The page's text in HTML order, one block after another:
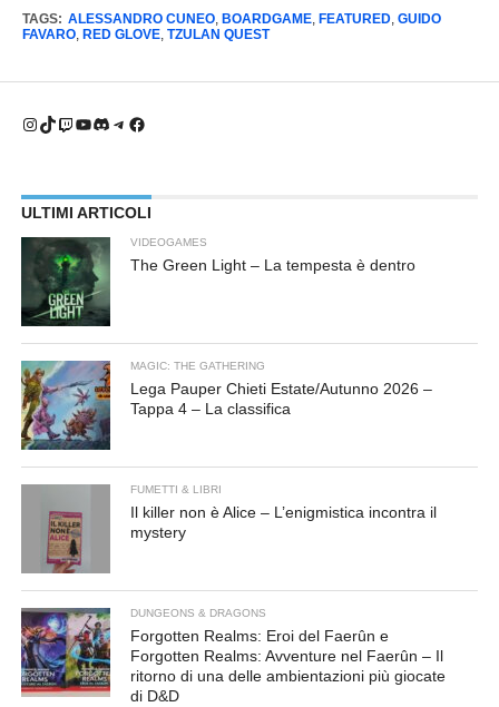
TAGS: ALESSANDRO CUNEO, BOARDGAME, FEATURED, GUIDO
FAVARO, RED GLOVE, TZULAN QUEST
Instagram
TikTok
Twitch
YouTube
Discord
Telegram
Facebook
ULTIMI ARTICOLI
VIDEOGAMES
The Green Light – La tempesta è dentro
MAGIC: THE GATHERING
Lega Pauper Chieti Estate/Autunno 2026 –
Tappa 4 – La classifica
FUMETTI & LIBRI
Il killer non è Alice – L’enigmistica incontra il
mystery
DUNGEONS & DRAGONS
Forgotten Realms: Eroi del Faerûn e
Forgotten Realms: Avventure nel Faerûn – Il
ritorno di una delle ambientazioni più giocate
di D&D